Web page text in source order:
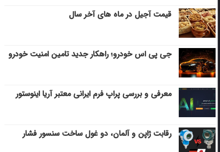
قیمت آجیل در ماه های آخر سال
جی پی اس خودرو؛ راهکار جدید تامین امنیت خودرو
معرفی و بررسی پراپ فرم ایرانی معتبر آریا اینوستور
رقابت ژاپن و آلمان، دو غول ساخت سنسور فشار